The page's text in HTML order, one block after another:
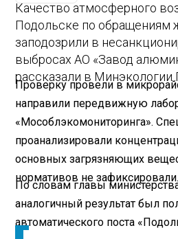
Качество атмосферного
Подольске по обращениям
заподозрили в
выбросах АО «Завод
рассказали в Минэкологии
Проверку провели в
направили передвижную
«Мособлэкомониторинга».
проанализировали
основных загрязняющих
нормативов не зафиксировали.
По словам главы
аналогичный результат был
автоматического поста